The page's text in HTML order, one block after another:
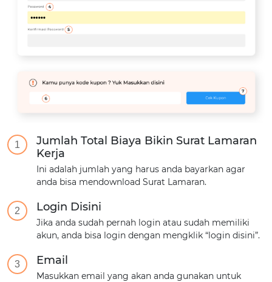
1
Jumlah Total Biaya Bikin Surat Lamaran
Kerja
Ini adalah jumlah yang harus anda bayarkan agar
anda bisa mendownload Surat Lamaran.
2 Login Disini
Jika anda sudah pernah login atau sudah memiliki
akun, anda bisa login dengan mengklik “login disini”.
3 Email
Masukkan email yang akan anda gunakan untuk